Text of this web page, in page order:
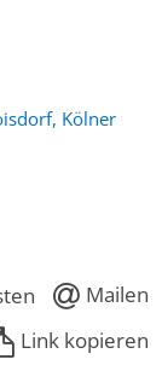
Kölner
Mailen
Link kopieren